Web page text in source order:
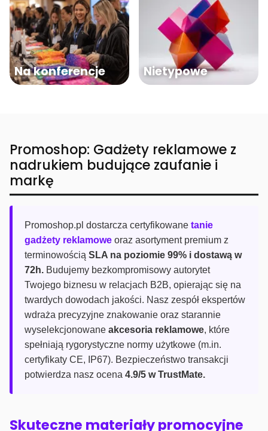
Na konferencje Nietypowe
Promoshop: Gadżety reklamowe z
nadrukiem budujące zaufanie i
markę
Promoshop.pl dostarcza certyfikowane tanie
gadżety reklamowe oraz asortyment premium z
terminowością SLA na poziomie 99% i dostawą w
72h. Budujemy bezkompromisowy autorytet
Twojego biznesu w relacjach B2B, opierając się na
twardych dowodach jakości. Nasz zespół ekspertów
wdraża precyzyjne znakowanie oraz starannie
wyselekcjonowane akcesoria reklamowe, które
spełniają rygorystyczne normy użytkowe (m.in.
certyfikaty CE, IP67). Bezpieczeństwo transakcji
potwierdza nasz ocena 4.9/5 w TrustMate.
Skuteczne materiały promocyjne